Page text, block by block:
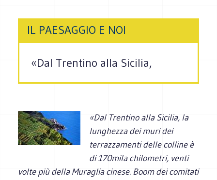
IL PAESAGGIO E NOI
«Dal Trentino alla Sicilia,
«Dal Trentino alla Sicilia, la
lunghezza dei muri dei
terrazzamenti delle colline è
di 170mila chilometri, venti
volte più della Muraglia cinese. Boom dei comitati